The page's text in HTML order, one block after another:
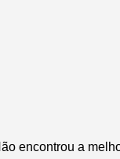
encontrou a